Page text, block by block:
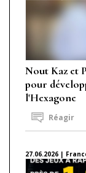
Nout Kaz et
pour
l'Hexagone
Réagir
27.06.2026 |